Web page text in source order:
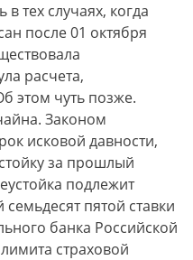
тех случаях, когда
после 01 октября
расчета,
этом чуть позже.
Законом
исковой давности,
за прошлый
подлежит
пятой ставки
банка Российской
страховой